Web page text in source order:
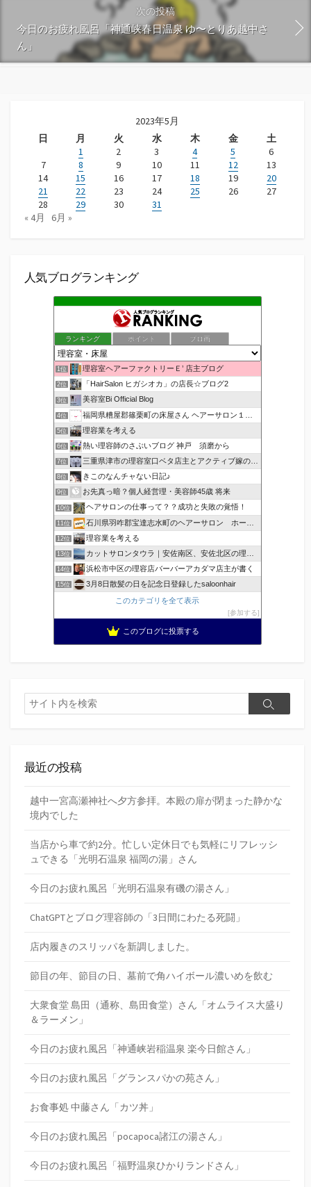
次の投稿
今日のお疲れ風呂「神通峡春日温泉 ゆ〜とりあ越中さ
ん」
2023年5月
日
月 火 水 木 金
土
1
2 3 4 5
6
7
8 9 10 11 12
13
14
15 16 17 18 19
20
21
22 23 24 25 26
27
28
29 30
31
« 4月
6月 »
人気ブログランキング
ランキング ポイント ブロ画
1位 理容室ヘアーファクトリーＥ’ 店主ブログ
2位 「HairSalon ヒガシオカ」の店長☆ブログ2
3位 美容室Bi Official Blog
4位 福岡県糟屋郡篠栗町の床屋さん ヘアーサロン１２３公式ブログ
5位 理容業を考える
6位 熱い理容師のさぶいブログ 神戸 須磨から
7位 三重県津市の理容室口ベタ店主とアクティブ嫁のblog
8位 きこのなんチャない日記♪
9位 お先真っ暗？個人経営理・美容師45歳 将来
10位 ヘアサロンの仕事って？？成功と失敗の覚悟！
11位 石川県羽咋郡宝達志水町のヘアーサロン ホープヘアーズ
12位 理容業を考える
13位 カットサロンタウラ｜安佐南区、安佐北区の理美容院
14位 浜松市中区の理容店バーバーアカダマ店主が書く
15位
3月8日散髪の日を記念日登録したsaloonhair
このカテゴリを全て表示
参加する
このブログに投票する
検
索
検
最近の投稿
越中一宮高瀬神社へ夕方参拝。本殿の扉が閉まった静かな
境内でした
当店から車で約2分。忙しい定休日でも気軽にリフレッシ
ュできる「光明石温泉 福岡の湯」さん
今日のお疲れ風呂「光明石温泉有磯の湯さん」
ChatGPTとブログ理容師の「3日間にわたる死闘」
店内履きのスリッパを新調しました。
節目の年、節目の日、墓前で角ハイボール濃いめを飲む
大衆食堂 島田（通称、島田食堂）さん「オムライス大盛り
＆ラーメン」
今日のお疲れ風呂「神通峡岩稲温泉 楽今日館さん」
今日のお疲れ風呂「グランスパかの苑さん」
お食事処 中藤さん「カツ丼」
今日のお疲れ風呂「pocapoca諸江の湯さん」
今日のお疲れ風呂「福野温泉ひかりランドさん」